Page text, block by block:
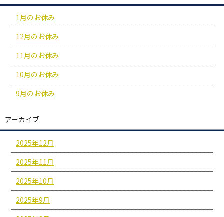
1月のお休み
12月のお休み
11月のお休み
10月のお休み
9月のお休み
アーカイブ
2025年12月
2025年11月
2025年10月
2025年9月